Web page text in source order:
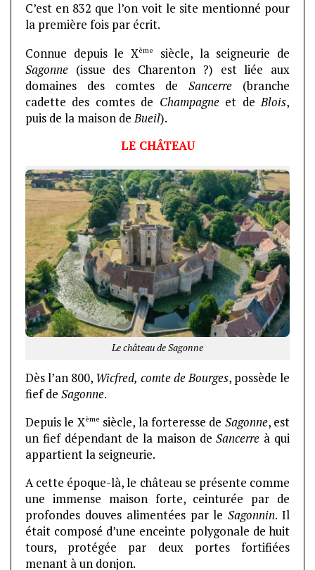
C’est en 832 que l’on voit le site mentionné pour
la première fois par écrit.
Connue depuis le Xème
siècle, la seigneurie de
Sagonne (issue des Charenton ?) est liée aux
domaines des comtes de Sancerre(branche
cadette des comtes de Champagne et de Blois,
puis de la maison deBueil).
LE CHÂTEAU
Le château de Sagonne
Dès l’an 800, Wicfred, comte de Bourges, possède le
fief deSagonne.
Depuis le Xème siècle, la forteresse de Sagonne, est
un fief dépendant de la maison deSancerre à qui
appartient la seigneurie.
A cette époque-là, le château se présente comme
une immense maison forte, ceinturée par de
profondes douves alimentées par leSagonnin. Il
était composé d’une enceinte polygonale de huit
tours, protégée par deux portes fortifiées
menant à un donjon.